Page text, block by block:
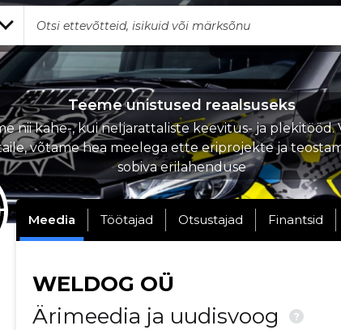
Teeme unistused reaalsuseks
nii kahe-, kui neljarattaliste keevitus- ja plekitööd.
võtame hea meelega ette eriprojekte ja
sobiva erilahenduse
Meedia Töötajad Otsustajad Finantsid
WELDOG OÜ
Ärimeedia ja uudisvoog
?